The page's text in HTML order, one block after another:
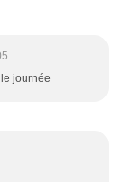
journée